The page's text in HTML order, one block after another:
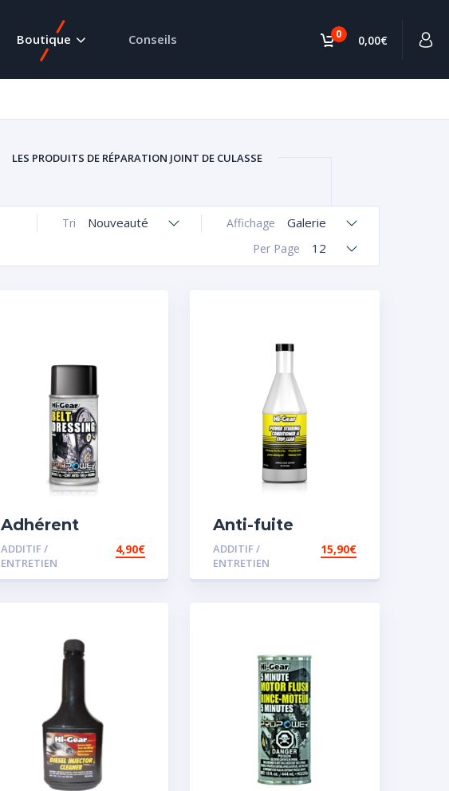
0 0,00€
Boutique Conseils
LES PRODUITS DE RÉPARATION JOINT DE CULASSE
Affichage Galerie
Tri Nouveauté
Per Page 12
Adhérent
courroie
ADDITIF /
ENTRETIEN
4,90€
Anti-fuite
concentré pour
direction
assistée
ADDITIF /
ENTRETIEN
15,90€